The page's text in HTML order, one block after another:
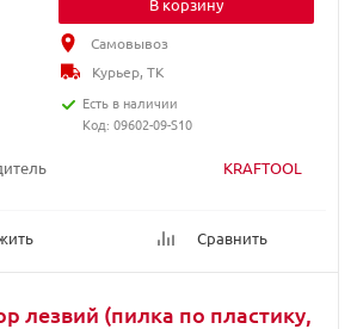
KRAFTOOL
Сравнить
В корзину
Самовывоз
Курьер, ТК
Есть в наличии
Код: 09602-09-S10
лезвий (пилка по пластику,